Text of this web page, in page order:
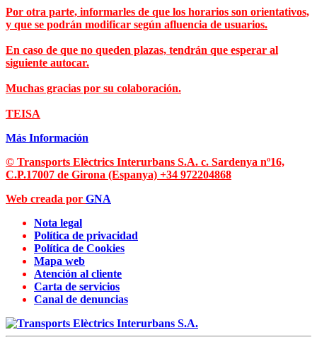
Por otra parte, informarles de que los horarios son orientativos,
y que se podrán modificar según afluencia de usuarios.
En caso de que no queden plazas, tendrán que esperar al
siguiente autocar.
Muchas gracias por su colaboración.
TEISA
Más Información
© Transports Elèctrics Interurbans S.A. c. Sardenya nº16,
C.P.17007 de Girona (Espanya) +34 972204868
Web creada por GNA
Nota legal
Política de privacidad
Política de Cookies
Mapa web
Atención al cliente
Carta de servicios
Canal de denuncias